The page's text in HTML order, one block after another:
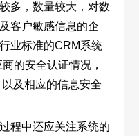
多，数量较大，对数
客户敏感信息的企
业标准的CRM系统
的安全认证情况，
及相应的信息安全
程中还应关注系统的